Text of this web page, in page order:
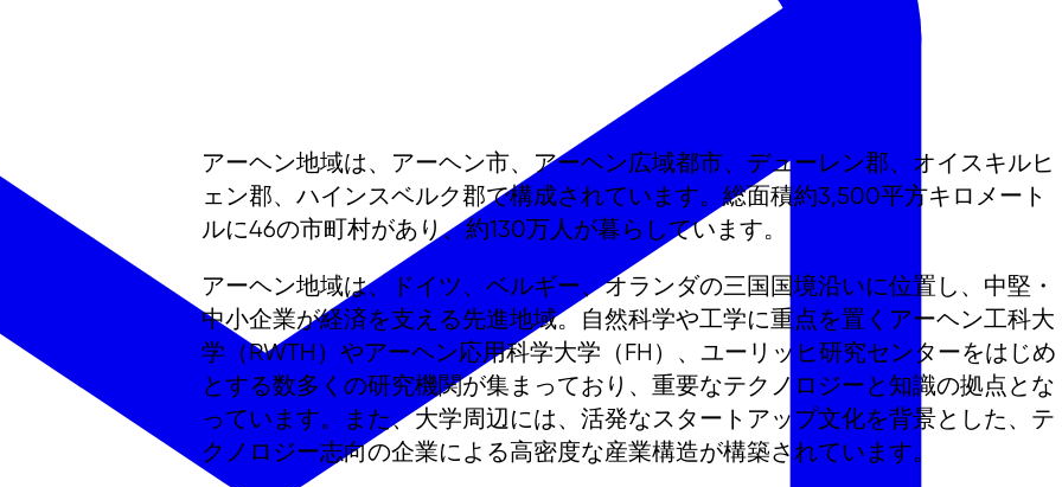
アーヘン地域は、アーヘン市、アーヘン広域都市、デューレン郡、オイスキルヒ
ェン郡、ハインスベルク郡で構成されています。総面積約3,500平方キロメート
ルに46の市町村があり、約130万人が暮らしています。
アーヘン地域は、ドイツ、ベルギー、オランダの三国国境沿いに位置し、中堅・
中小企業が経済を支える先進地域。自然科学や工学に重点を置くアーヘン工科大
学（RWTH）やアーヘン応用科学大学（FH）、ユーリッヒ研究センターをはじめ
とする数多くの研究機関が集まっており、重要なテクノロジーと知識の拠点とな
っています。また、大学周辺には、活発なスタートアップ文化を背景とした、テ
クノロジー志向の企業による高密度な産業構造が構築されています。